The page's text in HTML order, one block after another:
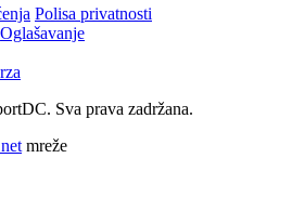
Polisa privatnosti
Oglašavanje
Sva prava zadržana.
mreže